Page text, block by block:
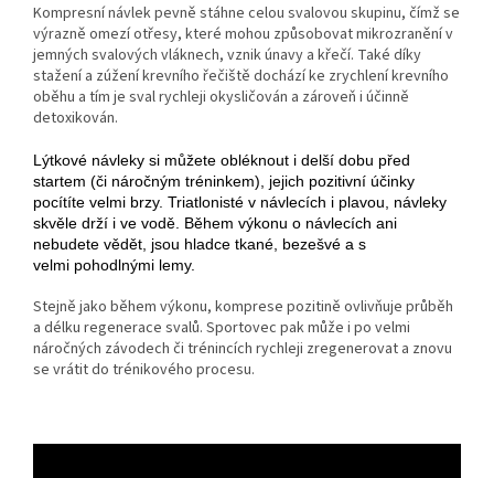
Kompresní návlek pevně stáhne celou svalovou skupinu, čímž se
výrazně omezí otřesy, které mohou způsobovat mikrozranění v
jemných svalových vláknech, vznik únavy a křečí. Také díky
stažení a zúžení krevního řečiště dochází ke zrychlení krevního
oběhu a tím je sval rychleji okysličován a zároveň i účinně
detoxikován.
Lýtkové návleky si můžete obléknout i delší dobu před
startem (či náročným tréninkem), jejich pozitivní účinky
pocítíte velmi brzy. Triatlonisté v návlecích i plavou, návleky
skvěle drží i ve vodě. Během výkonu o návlecích ani
nebudete vědět, jsou hladce tkané, bezešvé a s
velmi pohodlnými lemy.
Stejně jako během výkonu, komprese pozitině ovlivňuje průběh
a délku regenerace svalů. Sportovec pak může i po velmi
náročných závodech či trénincích rychleji zregenerovat a znovu
se vrátit do trénikového procesu.